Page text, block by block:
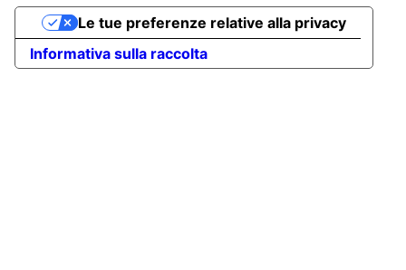
Informativa sulla raccolta
Le tue preferenze relative alla privacy